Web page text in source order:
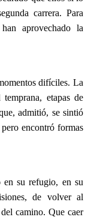
carrera. Para
aprovechado la
difíciles. La
etapas de
admitió, se sintió
encontró formas
en su refugio, en su
de volver al
camino. Que caer